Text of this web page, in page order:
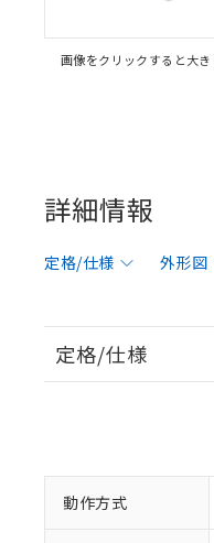
画像をクリックすると大
詳細情報
定格/仕様 外形図
定格/仕様
動作方式